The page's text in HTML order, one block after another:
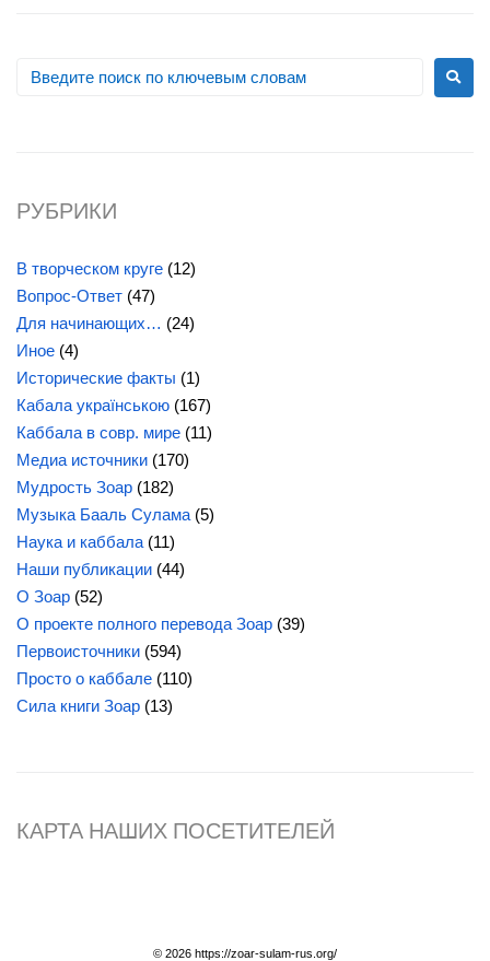
РУБРИКИ
В творческом круге (12)
Вопрос-Ответ (47)
Для начинающих… (24)
Иное (4)
Исторические факты (1)
Кабала українською (167)
Каббала в совр. мире (11)
Медиа источники (170)
Мудрость Зоар (182)
Музыка Бааль Сулама (5)
Наука и каббала (11)
Наши публикации (44)
О Зоар (52)
О проекте полного перевода Зоар (39)
Первоисточники (594)
Просто о каббале (110)
Сила книги Зоар (13)
КАРТА НАШИХ ПОСЕТИТЕЛЕЙ
© 2026 https://zoar-sulam-rus.org/